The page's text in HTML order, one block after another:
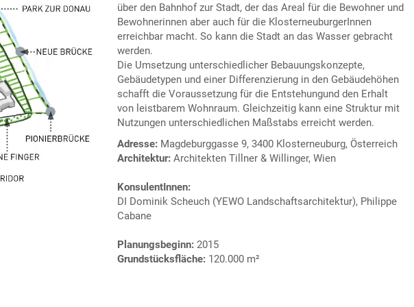
über den Bahnhof zur Stadt, der das Areal für die Bewohner und
Bewohnerinnen aber auch für die KlosterneuburgerInnen
erreichbar macht. So kann die Stadt an das Wasser gebracht
werden.
Die Umsetzung unterschiedlicher Bebauungskonzepte,
Gebäudetypen und einer Differenzierung in den Gebäudehöhen
schafft die Voraussetzung für die Entstehungund den Erhalt
von leistbarem Wohnraum. Gleichzeitig kann eine Struktur mit
Nutzungen unterschiedlichen Maßstabs erreicht werden.
Adresse: Magdeburggasse 9, 3400 Klosterneuburg, Österreich
Architektur: Architekten Tillner & Willinger, Wien
KonsulentInnen:
DI Dominik Scheuch (YEWO Landschaftsarchitektur), Philippe
Cabane
Planungsbeginn: 2015
Grundstücksfläche: 120.000 m²